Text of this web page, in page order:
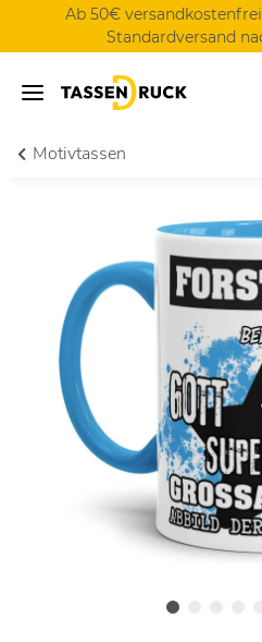
Ab 50€
Standardversand
Motivtassen